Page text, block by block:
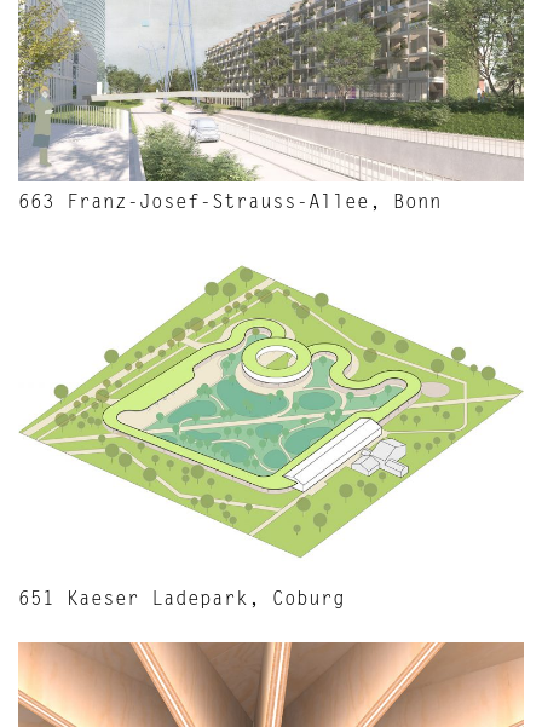
663 Franz-Josef-Strauss-Allee, Bonn
651 Kaeser Ladepark, Coburg